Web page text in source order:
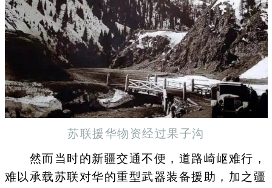
苏联援华物资经过果子沟
然而当时的新疆交通不便，道路崎岖难行，
难以承载苏联对华的重型武器装备援助，加之疆